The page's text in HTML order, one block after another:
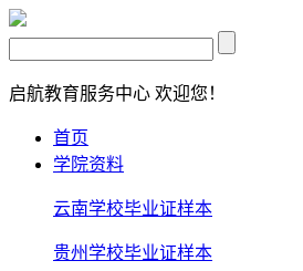
启航教育服务中心 欢迎您！
首页
学院资料
云南学校毕业证样本
贵州学校毕业证样本